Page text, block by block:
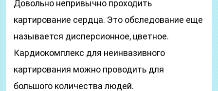
Довольно непривычно проходить
картирование сердца. Это обследование еще
называется дисперсионное, цветное.
Кардиокомплекс для неинвазивного
картирования можно проводить для
большого количества людей.